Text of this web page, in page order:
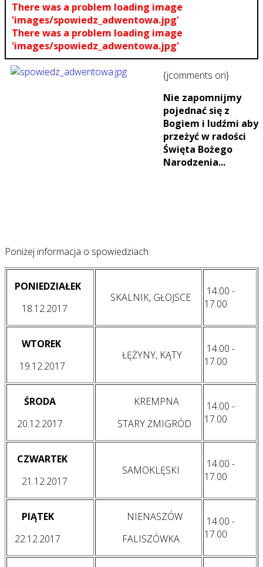
There was a problem loading image
'images/spowiedz_adwentowa.jpg'
There was a problem loading image
'images/spowiedz_adwentowa.jpg'
{jcomments on}
Nie zapomnijmy
pojednać się z
Bogiem i ludźmi aby
przeżyć w radości
Święta Bożego
Narodzenia...
Poniżej informacja o spowiedziach:
PONIEDZIAŁEK
18.12.2017
SKALNIK, GŁOJSCE
14.00 -
17.00
WTOREK
19.12.2017
ŁĘŻYNY, KĄTY
14.00 -
17.00
ŚRODA
20.12.2017
KREMPNA
STARY ŻMIGRÓD
14.00 -
17.00
CZWARTEK
21.12.2017
SAMOKLĘSKI
14.00 -
17.00
PIĄTEK
22.12.2017
NIENASZÓW
FALISZÓWKA
14.00 -
17.00